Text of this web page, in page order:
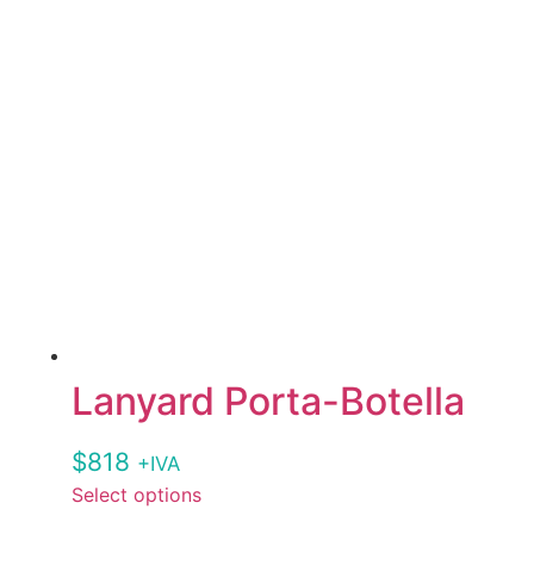
Lanyard Porta-Botella
$818 +IVA
Select options